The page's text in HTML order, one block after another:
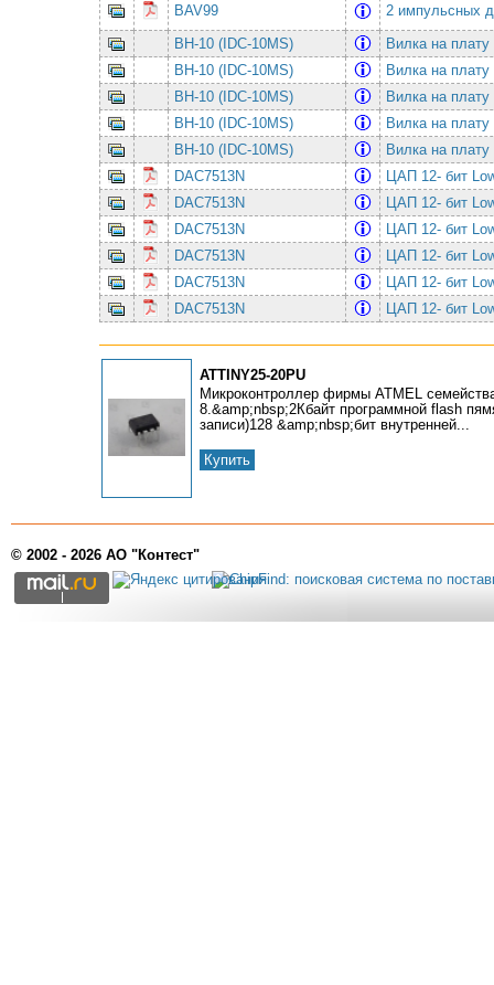
BAV99
2 импульсных
BH-10 (IDC-10MS)
Вилка на
BH-10 (IDC-10MS)
Вилка на
BH-10 (IDC-10MS)
Вилка на
BH-10 (IDC-10MS)
Вилка на
BH-10 (IDC-10MS)
Вилка на
DAC7513N
ЦАП 12- бит
DAC7513N
ЦАП 12- бит
DAC7513N
ЦАП 12- бит
DAC7513N
ЦАП 12- бит
DAC7513N
ЦАП 12- бит
DAC7513N
ЦАП 12- бит
ATTINY25-20PU
Микроконтроллер фирмы ATMEL
8.&amp;nbsp;2Кбайт программной flash
записи)128 &amp;nbsp;бит внутренней...
Купить
© 2002 - 2026 АО "Контест"